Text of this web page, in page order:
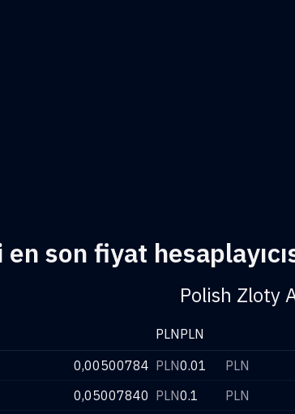
son fiyat
PLN
0,00500784 PLN
0,05007840 PLN
Polish Zloty
PLN
0.01
PLN
0.1
PLN